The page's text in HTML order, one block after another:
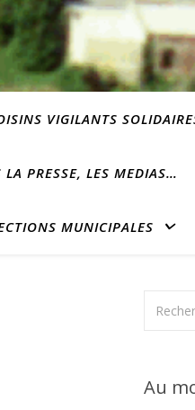
VIGILANTS
LA PRESSE, LES MEDIAS…
MUNICIPALES
Au